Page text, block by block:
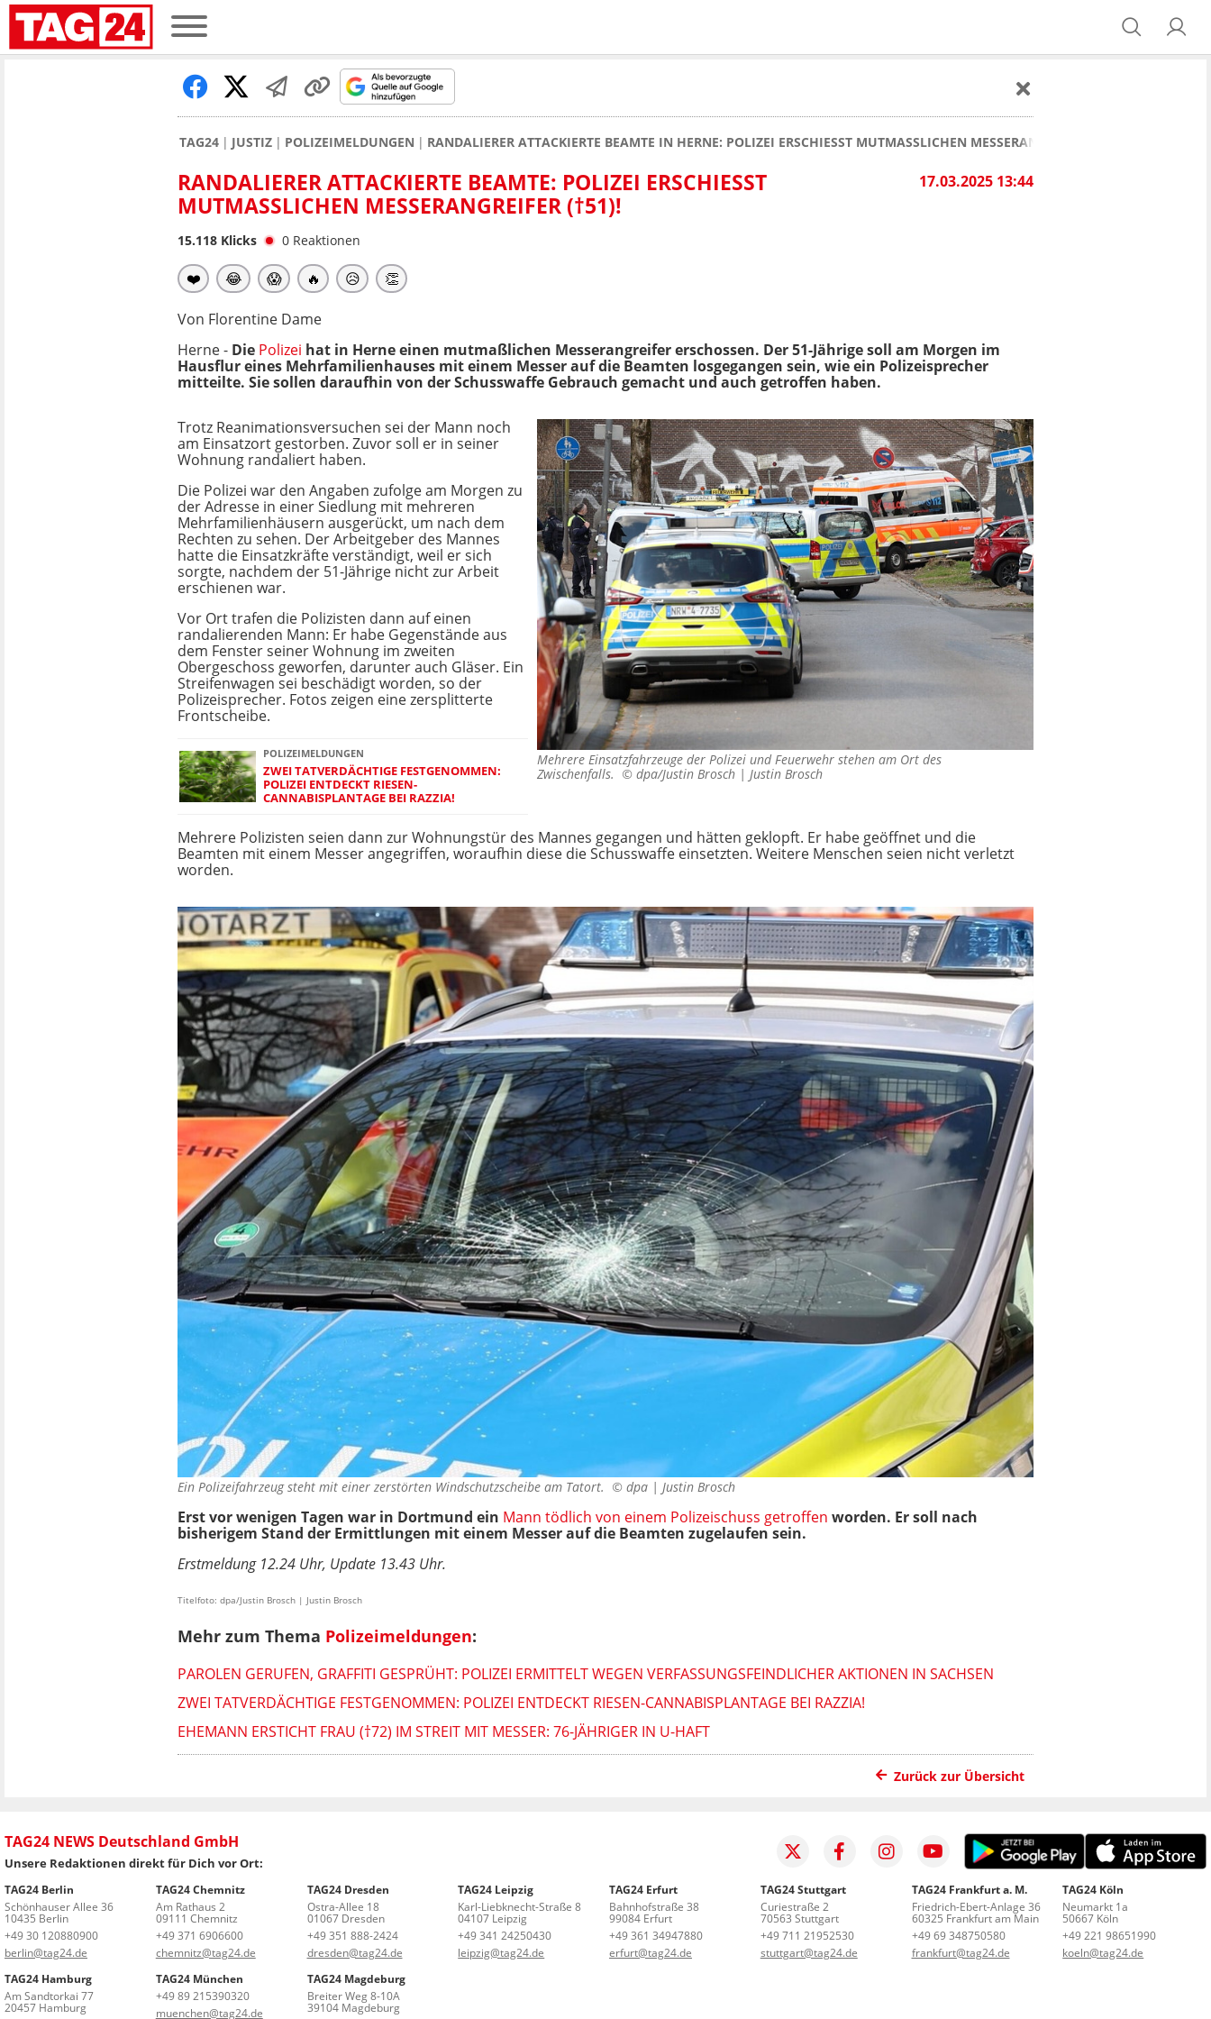
TAG24 JUSTIZ POLIZEIMELDUNGEN RANDALIERER ATTACKIERTE BEAMTE IN HERNE: POLIZEI ERSCHIESST MUTMASSLICHEN MESSERANGREIFER (†51)!
17.03.2025 13:44
RANDALIERER ATTACKIERTE BEAMTE: POLIZEI ERSCHIESST M
UTMASSLICHEN MESSERANGREIFER (†51)!
15.118 Klicks 0 Reaktionen
❤️ 😂 😱 🔥 😥 👏
Von Florentine Dame
Herne - Die Polizei hat in Herne einen mutmaßlichen Messerangreifer erschossen. Der 51-Jährige soll am Morgen im
Hausflur eines Mehrfamilienhauses mit einem Messer auf die Beamten losgegangen sein, wie ein Polizeisprecher
mitteilte. Sie sollen daraufhin von der Schusswaffe Gebrauch gemacht und auch getroffen haben.
Mehrere Einsatzfahrzeuge der Polizei und Feuerwehr stehen am Ort des
Zwischenfalls. © dpa/Justin Brosch | Justin Brosch
Trotz Reanimationsversuchen sei der Mann noch
am Einsatzort gestorben. Zuvor soll er in seiner
Wohnung randaliert haben.
Die Polizei war den Angaben zufolge am Morgen zu
der Adresse in einer Siedlung mit mehreren
Mehrfamilienhäusern ausgerückt, um nach dem
Rechten zu sehen. Der Arbeitgeber des Mannes
hatte die Einsatzkräfte verständigt, weil er sich
sorgte, nachdem der 51-Jährige nicht zur Arbeit
erschienen war.
Vor Ort trafen die Polizisten dann auf einen
randalierenden Mann: Er habe Gegenstände aus
dem Fenster seiner Wohnung im zweiten
Obergeschoss geworfen, darunter auch Gläser. Ein
Streifenwagen sei beschädigt worden, so der
Polizeisprecher. Fotos zeigen eine zersplitterte
Frontscheibe.
POLIZEIMELDUNGEN
ZWEI TATVERDÄCHTIGE FESTGENOMMEN:
POLIZEI ENTDECKT RIESEN-
CANNABISPLANTAGE BEI RAZZIA!
Mehrere Polizisten seien dann zur Wohnungstür des Mannes gegangen und hätten geklopft. Er habe geöffnet und die
Beamten mit einem Messer angegriffen, woraufhin diese die Schusswaffe einsetzten. Weitere Menschen seien nicht verletzt
worden.
Ein Polizeifahrzeug steht mit einer zerstörten Windschutzscheibe am Tatort. © dpa | Justin Brosch
Erst vor wenigen Tagen war in Dortmund ein Mann tödlich von einem Polizeischuss getroffen worden. Er soll nach
bisherigem Stand der Ermittlungen mit einem Messer auf die Beamten zugelaufen sein.
Erstmeldung 12.24 Uhr, Update 13.43 Uhr.
Titelfoto: dpa/Justin Brosch | Justin Brosch
Mehr zum Thema Polizeimeldungen:
PAROLEN GERUFEN, GRAFFITI GESPRÜHT: POLIZEI ERMITTELT WEGEN VERFASSUNGSFEINDLICHER AKTIONEN IN SACHSEN
ZWEI TATVERDÄCHTIGE FESTGENOMMEN: POLIZEI ENTDECKT RIESEN-CANNABISPLANTAGE BEI RAZZIA!
EHEMANN ERSTICHT FRAU (†72) IM STREIT MIT MESSER: 76-JÄHRIGER IN U-HAFT
Zurück zur Übersicht
TAG24 NEWS Deutschland GmbH
Unsere Redaktionen direkt für Dich vor Ort:
TAG24 Berlin
Schönhauser Allee 36
10435 Berlin
+49 30 120880900
berlin@tag24.de
TAG24 Chemnitz
Am Rathaus 2
09111 Chemnitz
+49 371 6906600
chemnitz@tag24.de
TAG24 Dresden
Ostra-Allee 18
01067 Dresden
+49 351 888-2424
dresden@tag24.de
TAG24 Leipzig
Karl-Liebknecht-Straße 8
04107 Leipzig
+49 341 24250430
leipzig@tag24.de
TAG24 Erfurt
Bahnhofstraße 38
99084 Erfurt
+49 361 34947880
erfurt@tag24.de
TAG24 Stuttgart
Curiestraße 2
70563 Stuttgart
+49 711 21952530
stuttgart@tag24.de
TAG24 Frankfurt a. M.
Friedrich-Ebert-Anlage 36
60325 Frankfurt am Main
+49 69 348750580
frankfurt@tag24.de
TAG24 Köln
Neumarkt 1a
50667 Köln
+49 221 98651990
koeln@tag24.de
TAG24 Hamburg
Am Sandtorkai 77
20457 Hamburg
TAG24 München
+49 89 215390320
muenchen@tag24.de
TAG24 Magdeburg
Breiter Weg 8-10A
39104 Magdeburg